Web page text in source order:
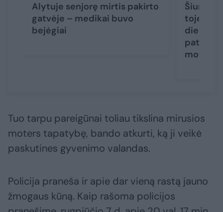
Alytuje senjorę mirtis pakirto
gatvėje – medikai buvo
bejėgiai
Šiurpūs
toje
dieną
paties
moterys
Tuo tarpu pareigūnai toliau tikslina mirusios
moters tapatybę, bando atkurti, ką ji veikė
paskutines gyvenimo valandas.
Policija praneša ir apie dar vieną rastą jauno
žmogaus kūną. Kaip rašoma policijos